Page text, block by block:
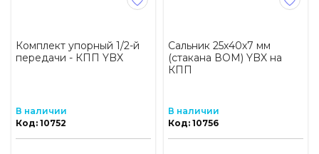
Комплект упорный 1/2-й
передачи - КПП YBX
В наличии
Код: 10752
Сальник 25х40х7 мм
(стакана ВОМ) YBX на
КПП
В наличии
Код: 10756